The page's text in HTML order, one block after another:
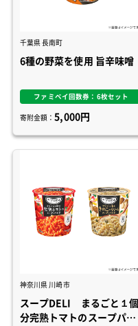
千葉県 長南町
6種の野菜を使用 旨辛味噌
ファミペイ回数券：6枚セット
寄附金額：5,000円
神奈川県 川崎市
スープDELI まるごと１個
分完熟トマトのスープパス